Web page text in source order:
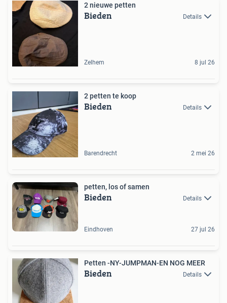
2 nieuwe petten
Bieden Details
Zelhem 8 jul 26
2 petten te koop
Bieden Details
Barendrecht 2 mei 26
petten, los of samen
Bieden Details
Eindhoven 27 jul 26
Petten -NY-JUMPMAN-EN NOG MEER
Bieden Details